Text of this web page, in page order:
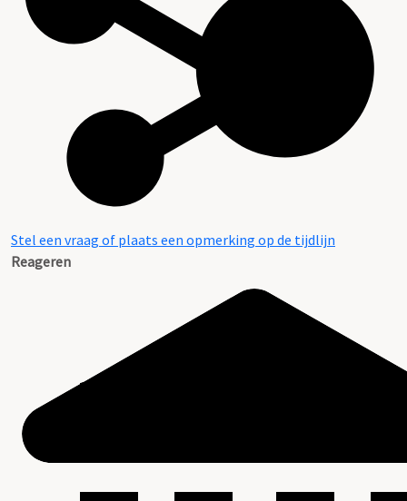
Stel een vraag of plaats een opmerking op de tijdlijn
Reageren